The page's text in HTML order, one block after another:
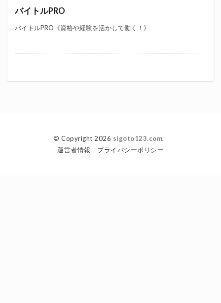
バイトルPRO
バイトルPRO《資格や経験を活かして働く！》
© Copyright 2026 sigoto123.com.
運営者情報
プライバシーポリシー